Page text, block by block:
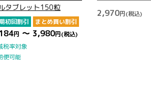
い割引
円(税込)
2,970